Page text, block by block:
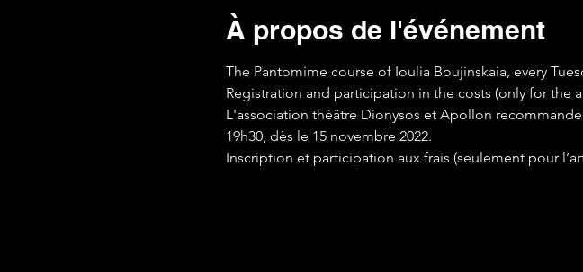
À propos de l'événement
The Pantomime course of Ioulia Boujinskaia, every
Registration and participation in the costs (only for the
L'association théâtre Dionysos et Apollon
19h30, dès le 15 novembre 2022.
Inscription et participation aux frais (seulement pour